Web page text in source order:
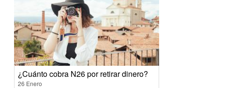
¿Cuánto cobra N26 por retirar dinero?
26 Enero